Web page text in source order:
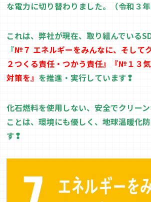
な電力に切り替わりました。（令和３
これは、弊社が現在、取り組んでいる
『№７ エネルギーをみんなに、そして
２つくる責任・つかう責任』『№１３
対策を』 を推進・実行しています❢
化石燃料を使用しない、安全でクリー
ことは、環境にも優しく、地球温暖化
す❢